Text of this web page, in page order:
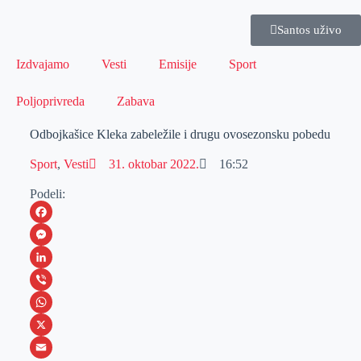
Santos uživo
Izdvajamo Vesti Emisije Sport
Poljoprivreda Zabava
Odbojkašice Kleka zabeležile i drugu ovosezonsku pobedu
Sport, Vesti 31. oktobar 2022. 16:52
Podeli:
F
a
c
e
b
o
M
e
s
s
e
L
i
n
k
V
i
b
W
h
X